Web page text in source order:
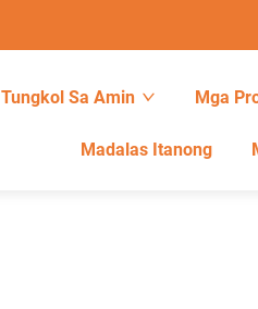
Tungkol Sa Amin Mga
Madalas Itanong